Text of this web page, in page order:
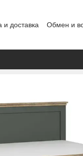
и доставка Обмен и